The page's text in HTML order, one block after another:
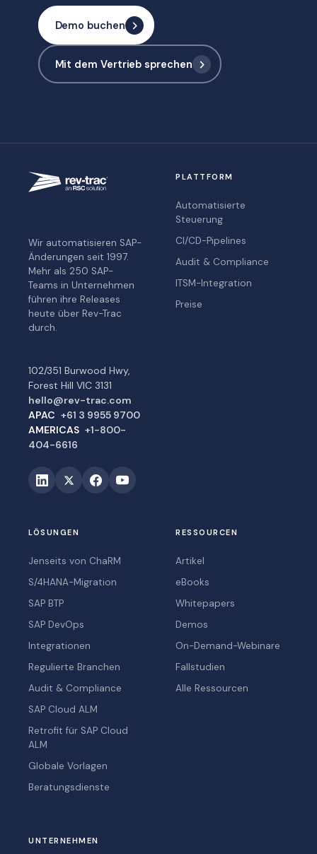
Demo buchen
Mit dem Vertrieb sprechen
Wir automatisieren SAP-
Änderungen seit 1997.
Mehr als 250 SAP-
Teams in Unternehmen
führen ihre Releases
heute über Rev-Trac
durch.
102/351 Burwood Hwy,
Forest Hill VIC 3131
hello@rev-trac.com
APAC +61 3 9955 9700
AMERICAS +1-800-
404-6616
PLATTFORM
Automatisierte
Steuerung
CI/CD-Pipelines
Audit & Compliance
ITSM-Integration
Preise
LÖSUNGEN
Jenseits von ChaRM
S/4HANA-Migration
SAP BTP
SAP DevOps
Integrationen
Regulierte Branchen
Audit & Compliance
SAP Cloud ALM
Retrofit für SAP Cloud
ALM
Globale Vorlagen
Beratungsdienste
RESSOURCEN
Artikel
eBooks
Whitepapers
Demos
On-Demand-Webinare
Fallstudien
Alle Ressourcen
UNTERNEHMEN